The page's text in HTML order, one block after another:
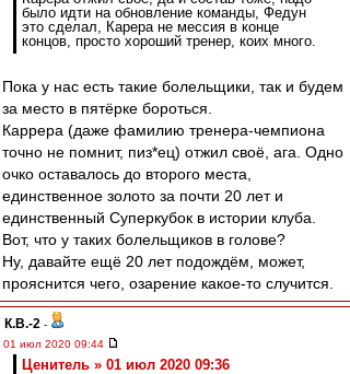
было идти на обновление команды, Федун
это сделал, Карера не мессия в конце
концов, просто хороший тренер, коих много.
Пока у нас есть такие болельщики, так и будем
за место в пятёрке бороться.
Каррера (даже фамилию тренера-чемпиона
точно не помнит, пиз*ец) отжил своё, ага. Одно
очко оставалось до второго места,
единственное золото за почти 20 лет и
единственный Суперкубок в истории клуба.
Вот, что у таких болельщиков в голове?
Ну, давайте ещё 20 лет подождём, может,
прояснится чего, озарение какое-то случится.
К.В.-2 -
01 июл 2020 09:44
Ценитель » 01 июл 2020 09:36